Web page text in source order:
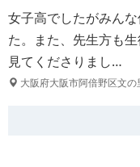
女子高でしたがみん
た。また、先生方も
見てくださりまし…
大阪府大阪市阿倍野区文